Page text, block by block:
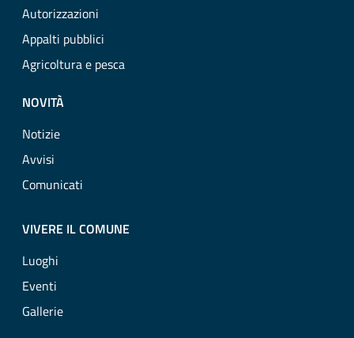
Autorizzazioni
Appalti pubblici
Agricoltura e pesca
NOVITÀ
Notizie
Avvisi
Comunicati
VIVERE IL COMUNE
Luoghi
Eventi
Gallerie